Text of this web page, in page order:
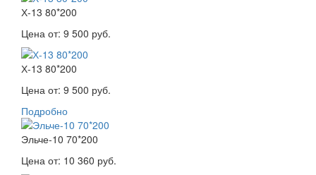
Х-13 80*200
Цена от: 9 500 руб.
Х-13 80*200
Цена от: 9 500 руб.
Подробно
Эльче-10 70*200
Цена от: 10 360 руб.